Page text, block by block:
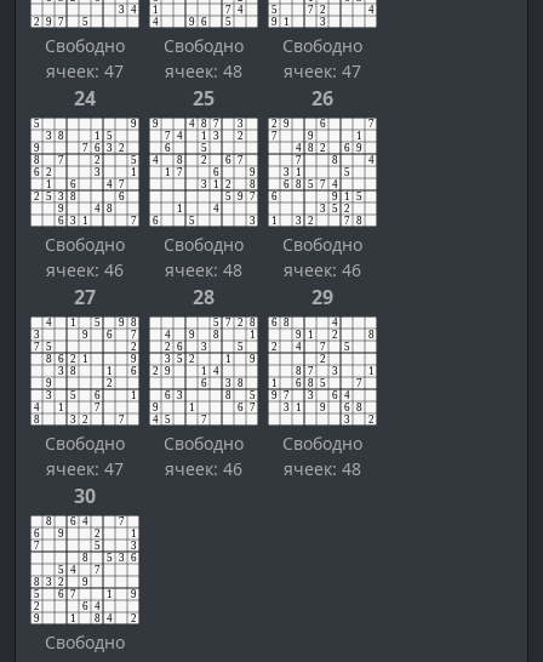
Свободно
ячеек: 47
Свободно
ячеек: 48
Свободно
ячеек: 47
24
Свободно
ячеек: 46
25
Свободно
ячеек: 48
26
Свободно
ячеек: 46
27
Свободно
ячеек: 47
28
Свободно
ячеек: 46
29
Свободно
ячеек: 48
30
Свободно